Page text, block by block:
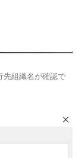
先組織名が確認で